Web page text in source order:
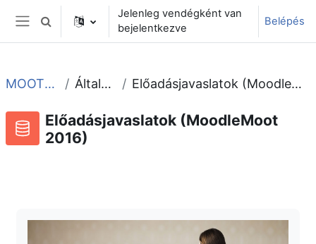
Tovább a fő tartalomhoz
Oldalpanel
Keresési bemeneti adatok váltása
Jelenleg vendégként van
bejelentkezve
Belépés
MOOT2016 Általános Előadásjavaslatok (MoodleMoot 2016)
Előadásjavaslatok (MoodleMoot
2016)